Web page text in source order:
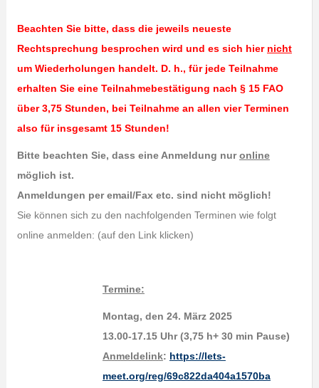
Beachten Sie bitte, dass die jeweils neueste
Rechtsprechung besprochen wird und es sich hier nicht
um Wiederholungen handelt. D. h., für jede Teilnahme
erhalten Sie eine Teilnahmebestätigung nach § 15 FAO
über 3,75 Stunden, bei Teilnahme an allen vier Terminen
also für insgesamt 15 Stunden!
Bitte beachten Sie, dass eine Anmeldung nuronline
möglich ist.
Anmeldungen per email/Fax etc. sind nicht möglich!
Sie können sich zu den nachfolgenden Terminen wie folgt
online anmelden: (auf den Link klicken)
Termine:
Montag, den 24. März 2025
13.00-17.15 Uhr (3,75 h+ 30 min Pause)
Anmeldelink: https://lets-
meet.org/reg/69c822da404a1570ba